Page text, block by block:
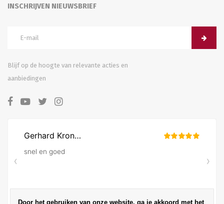
INSCHRIJVEN NIEUWSBRIEF
Blijf op de hoogte van relevante acties en
aanbiedingen
Door het gebruiken van onze website, ga je akkoord met het